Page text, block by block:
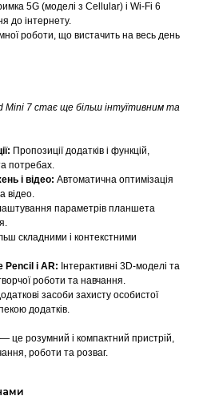
5G (моделі з Cellular) і Wi-Fi 6
до інтернету.
роботи, що вистачить на весь день
Mini 7 стає ще більш інтуїтивним та
Пропозиції додатків і функцій,
потребах.
і відео: Автоматична оптимізація
відео.
параметрів планшета
складними і контекстними
Pencil і AR: Інтерактивні 3D-моделі та
роботи та навчання.
засоби захисту особистої
додатків.
— це розумний і компактний пристрій,
роботи та розваг.